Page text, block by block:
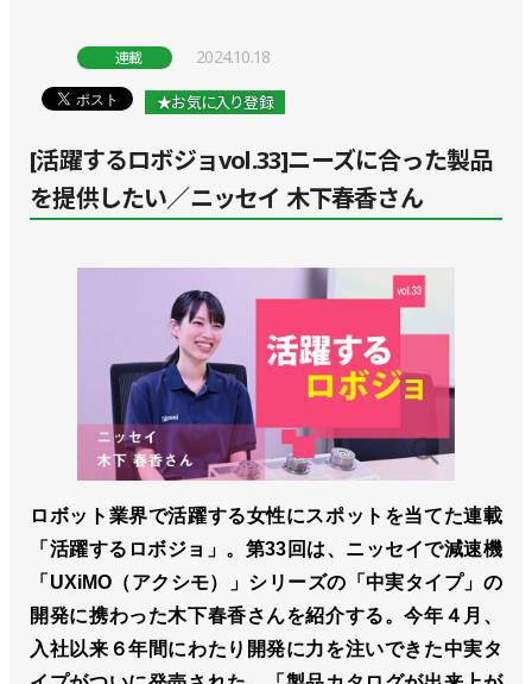
連載 2024.10.18
★お気に入り登録
[活躍するロボジョvol.33]ニーズに合った製品
を提供したい／ニッセイ 木下春香さん
ロボット業界で活躍する女性にスポットを当てた連載
「活躍するロボジョ」。第33回は、ニッセイで減速機
「UXiMO（アクシモ）」シリーズの「中実タイプ」の
開発に携わった木下春香さんを紹介する。今年４月、
入社以来６年間にわたり開発に力を注いできた中実タ